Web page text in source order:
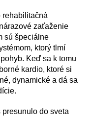
zaťaženie
sú špeciálne
ktorý tlmí
Keď sa k tomu
kardio, ktoré si
dynamické a dá sa
do sveta